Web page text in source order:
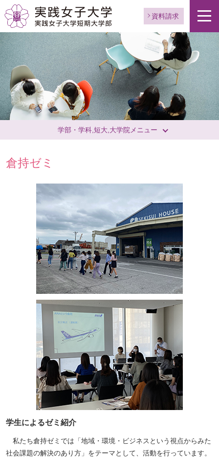
資料請求
学部・学科,短大,大学院メニュー
倉持ゼミ
学生によるゼミ紹介
私たち倉持ゼミでは「地域・環境・ビジネスという視点からみた
社会課題の解決のあり方」をテーマとして、活動を行っています。